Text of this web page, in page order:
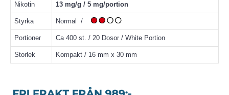
Nikotin 13 mg/g / 5 mg/portion
Styrka Normal /
Portioner Ca 400 st. / 20 Dosor / White Portion
Storlek Kompakt / 16 mm x 30 mm